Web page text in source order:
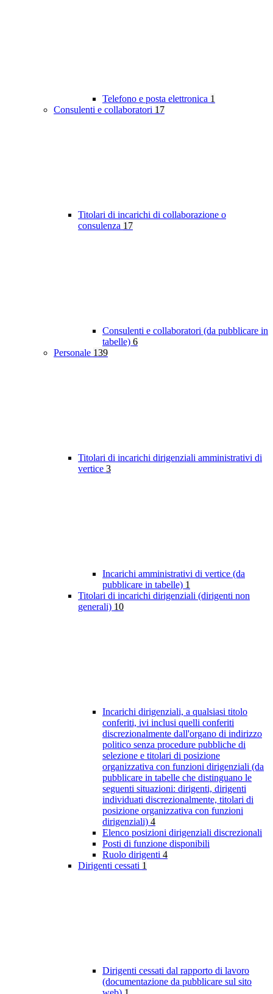
Telefono e posta elettronica 1
Consulenti e collaboratori 17
Titolari di incarichi di collaborazione o
consulenza 17
Consulenti e collaboratori (da pubblicare in
tabelle) 6
Personale 139
Titolari di incarichi dirigenziali amministrativi di
vertice 3
Incarichi amministrativi di vertice (da
pubblicare in tabelle) 1
Titolari di incarichi dirigenziali (dirigenti non
generali) 10
Incarichi dirigenziali, a qualsiasi titolo
conferiti, ivi inclusi quelli conferiti
discrezionalmente dall'organo di indirizzo
politico senza procedure pubbliche di
selezione e titolari di posizione
organizzativa con funzioni dirigenziali (da
pubblicare in tabelle che distinguano le
seguenti situazioni: dirigenti, dirigenti
individuati discrezionalmente, titolari di
posizione organizzativa con funzioni
dirigenziali) 4
Elenco posizioni dirigenziali discrezionali
Posti di funzione disponibili
Ruolo dirigenti 4
Dirigenti cessati 1
Dirigenti cessati dal rapporto di lavoro
(documentazione da pubblicare sul sito